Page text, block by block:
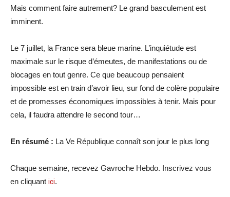
Mais comment faire autrement? Le grand basculement est
imminent.
Le 7 juillet, la France sera bleue marine. L’inquiétude est
maximale sur le risque d’émeutes, de manifestations ou de
blocages en tout genre. Ce que beaucoup pensaient
impossible est en train d’avoir lieu, sur fond de colère populaire
et de promesses économiques impossibles à tenir. Mais pour
cela, il faudra attendre le second tour…
En résumé : La Ve République connaît son jour le plus long
Chaque semaine, recevez Gavroche Hebdo. Inscrivez vous
en cliquant ici.